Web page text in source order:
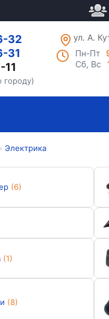
32
31
11
городу)
ул. А.
Пн-Пт
Сб, Вс
Электрика
(6)
(1)
(8)